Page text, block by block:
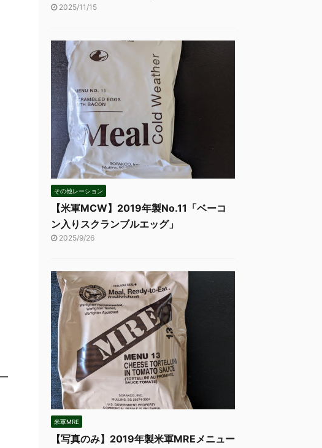
2025/11/15
その他レーション
【米軍MCW】2019年製No.11「ベーコ
ン入りスクランブルエッグ」
2025/9/26
米軍MRE
【写真のみ】2019年製米軍MREメニュー